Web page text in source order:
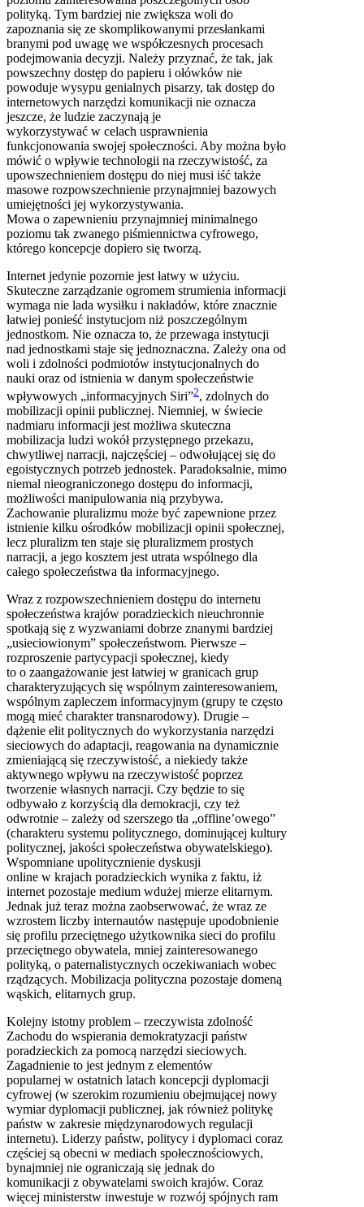
polityką. Tym bardziej nie zwiększa woli do
zapoznania się ze skomplikowanymi przesłankami
branymi pod uwagę we współczesnych procesach
podejmowania decyzji. Należy przyznać, że tak, jak
powszechny dostęp do papieru i ołówków nie
powoduje wysypu genialnych pisarzy, tak dostęp do
internetowych narzędzi komunikacji nie oznacza
jeszcze, że ludzie zaczynają je
wykorzystywać w celach usprawnienia
funkcjonowania swojej społeczności. Aby można było
mówić o wpływie technologii na rzeczywistość, za
upowszechnieniem dostępu do niej musi iść także
masowe rozpowszechnienie przynajmniej bazowych
umiejętności jej wykorzystywania.
Mowa o zapewnieniu przynajmniej minimalnego
poziomu tak zwanego piśmiennictwa cyfrowego,
którego koncepcje dopiero się tworzą.
Internet jedynie pozornie jest łatwy w użyciu.
Skuteczne zarządzanie ogromem strumienia informacji
wymaga nie lada wysiłku i nakładów, które znacznie
łatwiej ponieść instytucjom niż poszczególnym
jednostkom. Nie oznacza to, że przewaga instytucji
nad jednostkami staje się jednoznaczna. Zależy ona od
woli i zdolności podmiotów instytucjonalnych do
nauki oraz od istnienia w danym społeczeństwie
wpływowych „informacyjnych Siri”2, zdolnych do
mobilizacji opinii publicznej. Niemniej, w świecie
nadmiaru informacji jest możliwa skuteczna
mobilizacja ludzi wokół przystępnego przekazu,
chwytliwej narracji, najczęściej – odwołującej się do
egoistycznych potrzeb jednostek. Paradoksalnie, mimo
niemal nieograniczonego dostępu do informacji,
możliwości manipulowania nią przybywa.
Zachowanie pluralizmu może być zapewnione przez
istnienie kilku ośrodków mobilizacji opinii społecznej,
lecz pluralizm ten staje się pluralizmem prostych
narracji, a jego kosztem jest utrata wspólnego dla
całego społeczeństwa tła informacyjnego.
Wraz z rozpowszechnieniem dostępu do internetu
społeczeństwa krajów poradzieckich nieuchronnie
spotkają się z wyzwaniami dobrze znanymi bardziej
„usieciowionym” społeczeństwom. Pierwsze –
rozproszenie partycypacji społecznej, kiedy
to o zaangażowanie jest łatwiej w granicach grup
charakteryzujących się wspólnym zainteresowaniem,
wspólnym zapleczem informacyjnym (grupy te często
mogą mieć charakter transnarodowy). Drugie –
dążenie elit politycznych do wykorzystania narzędzi
sieciowych do adaptacji, reagowania na dynamicznie
zmieniającą się rzeczywistość, a niekiedy także
aktywnego wpływu na rzeczywistość poprzez
tworzenie własnych narracji. Czy będzie to się
odbywało z korzyścią dla demokracji, czy też
odwrotnie – zależy od szerszego tła „offline’owego”
(charakteru systemu politycznego, dominującej kultury
politycznej, jakości społeczeństwa obywatelskiego).
Wspomniane upolitycznienie dyskusji
online w krajach poradzieckich wynika z faktu, iż
internet pozostaje medium wdużej mierze elitarnym.
Jednak już teraz można zaobserwować, że wraz ze
wzrostem liczby internautów następuje upodobnienie
się profilu przeciętnego użytkownika sieci do profilu
przeciętnego obywatela, mniej zainteresowanego
polityką, o paternalistycznych oczekiwaniach wobec
rządzących. Mobilizacja polityczna pozostaje domeną
wąskich, elitarnych grup.
Kolejny istotny problem – rzeczywista zdolność
Zachodu do wspierania demokratyzacji państw
poradzieckich za pomocą narzędzi sieciowych.
Zagadnienie to jest jednym z elementów
popularnej w ostatnich latach koncepcji dyplomacji
cyfrowej (w szerokim rozumieniu obejmującej nowy
wymiar dyplomacji publicznej, jak również politykę
państw w zakresie międzynarodowych regulacji
internetu). Liderzy państw, politycy i dyplomaci coraz
częściej są obecni w mediach społecznościowych,
bynajmniej nie ograniczają się jednak do
komunikacji z obywatelami swoich krajów. Coraz
więcej ministerstw inwestuje w rozwój spójnych ram